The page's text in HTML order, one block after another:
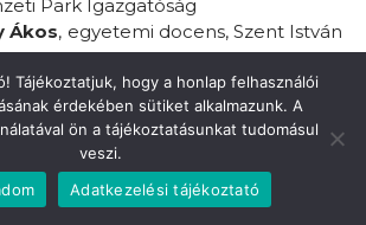
Park Igazgatóság
Ákos, egyetemi docens, Szent István
Kinga, belföldi igazgató, Magyar
Bükki Nemzeti Park
Bohák Mária, birtokügyi referens,
Nemzeti Park
Tájékoztatjuk, hogy a honlap felhasználói
érdekében sütiket alkalmazunk. A
ön a tájékoztatásunkat tudomásul
veszi.
Adatkezelési tájékoztató